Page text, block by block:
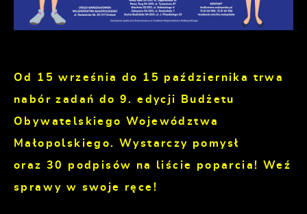
Od 15 września do 15 października trwa
nabór zadań do 9. edycji Budżetu
Obywatelskiego Województwa
Małopolskiego. Wystarczy pomysł
oraz 30 podpisów na liście poparcia! Weź
sprawy w swoje ręce!